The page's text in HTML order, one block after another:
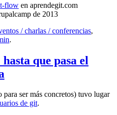
flow en aprendegit.com
de 2013
/ charlas / conferencias,
.
que pasa el
ser más concretos) tuvo lugar
de git.